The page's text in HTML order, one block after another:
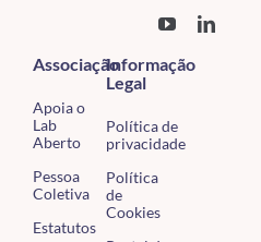
Associação
Apoia o
Lab
Aberto
Pessoa
Coletiva
Estatutos
Informação
Legal
Política de
privacidade
Política
de
Cookies